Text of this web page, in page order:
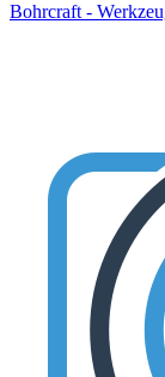
Bohrcraft -